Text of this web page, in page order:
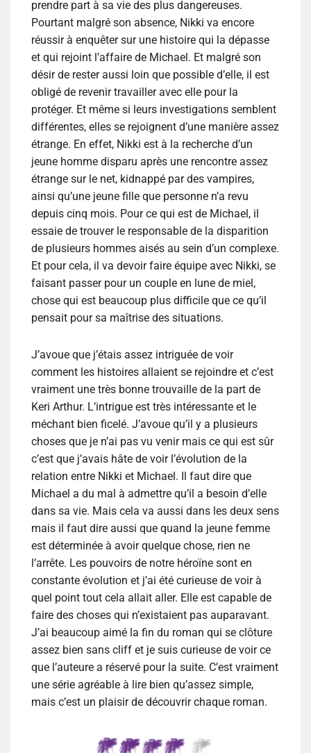
prendre part à sa vie des plus dangereuses.
Pourtant malgré son absence, Nikki va encore
réussir à enquêter sur une histoire qui la dépasse
et qui rejoint l’affaire de Michael. Et malgré son
désir de rester aussi loin que possible d’elle, il est
obligé de revenir travailler avec elle pour la
protéger. Et même si leurs investigations semblent
différentes, elles se rejoignent d’une manière assez
étrange. En effet, Nikki est à la recherche d’un
jeune homme disparu après une rencontre assez
étrange sur le net, kidnappé par des vampires,
ainsi qu’une jeune fille que personne n’a revu
depuis cinq mois. Pour ce qui est de Michael, il
essaie de trouver le responsable de la disparition
de plusieurs hommes aisés au sein d’un complexe.
Et pour cela, il va devoir faire équipe avec Nikki, se
faisant passer pour un couple en lune de miel,
chose qui est beaucoup plus difficile que ce qu’il
pensait pour sa maîtrise des situations.
J’avoue que j’étais assez intriguée de voir
comment les histoires allaient se rejoindre et c’est
vraiment une très bonne trouvaille de la part de
Keri Arthur. L’intrigue est très intéressante et le
méchant bien ficelé. J’avoue qu’il y a plusieurs
choses que je n’ai pas vu venir mais ce qui est sûr
c’est que j’avais hâte de voir l’évolution de la
relation entre Nikki et Michael. Il faut dire que
Michael a du mal à admettre qu’il a besoin d’elle
dans sa vie. Mais cela va aussi dans les deux sens
mais il faut dire aussi que quand la jeune femme
est déterminée à avoir quelque chose, rien ne
l’arrête. Les pouvoirs de notre héroïne sont en
constante évolution et j’ai été curieuse de voir à
quel point tout cela allait aller. Elle est capable de
faire des choses qui n’existaient pas auparavant.
J’ai beaucoup aimé la fin du roman qui se clôture
assez bien sans cliff et je suis curieuse de voir ce
que l’auteure a réservé pour la suite. C’est vraiment
une série agréable à lire bien qu’assez simple,
mais c’est un plaisir de découvrir chaque roman.